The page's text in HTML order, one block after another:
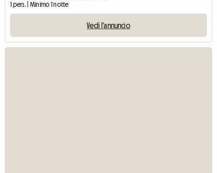
1 pers. | Minimo 1 notte
Vedi l'annuncio